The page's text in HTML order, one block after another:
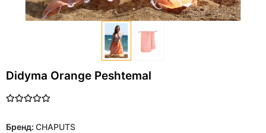
Didyma Orange Peshtemal
Бренд: CHAPUTS